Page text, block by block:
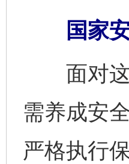
国家安
面对这
需养成安
严格执行